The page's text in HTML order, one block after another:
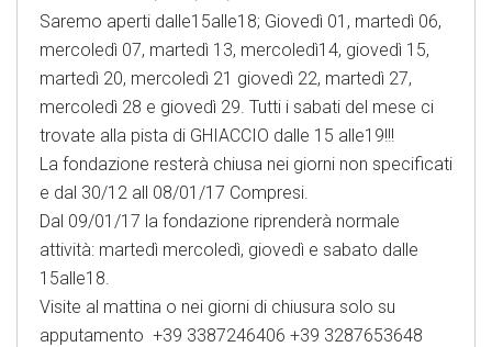
Saremo aperti dalle15alle18; Giovedì 01, martedì 06,
mercoledì 07, martedì 13, mercoledì14, giovedì 15,
martedì 20, mercoledì 21 giovedì 22, martedì 27,
mercoledì 28 e giovedì 29. Tutti i sabati del mese ci
trovate alla pista di GHIACCIO dalle 15 alle19!!!
La fondazione resterà chiusa nei giorni non specificati
e dal 30/12 all 08/01/17 Compresi.
Dal 09/01/17 la fondazione riprenderà normale
attività: martedì mercoledì, giovedì e sabato dalle
15alle18.
Visite al mattina o nei giorni di chiusura solo su
apputamento +39 3387246406 +39 3287653648